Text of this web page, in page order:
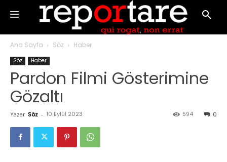
Ana Sayfa Söz Haber
Söz Haber
Pardon Filmi Gösterimine
Gözaltı
Yazar Söz - 10 Eylül 2023 0
594